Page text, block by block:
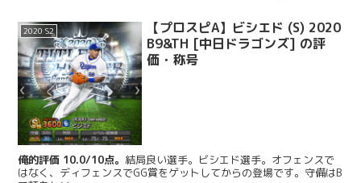
2020 S2
【プロスピA】ビシエド (S) 2020
B9&TH [中日ドラゴンズ] の評
価・称号
俺的評価 10.0/10点。結局良い選手。ビシエド選手。オフェンスで
はなく、ディフェンスでGG賞をゲットしてからの登場です。守備はB